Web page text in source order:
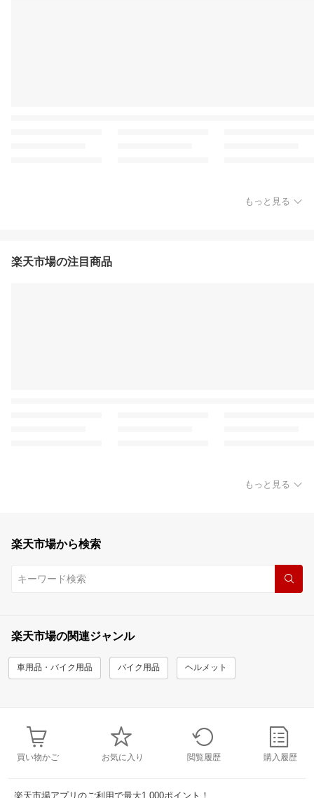
もっと見る
楽天市場の注目商品
もっと見る
楽天市場から検索
楽天市場の関連ジャンル
車用品・バイク用品 バイク用品 ヘルメット
買い物かご お気に入り 閲覧履歴 購入履歴
楽天市場アプリのご利用で最大1,000ポイント！